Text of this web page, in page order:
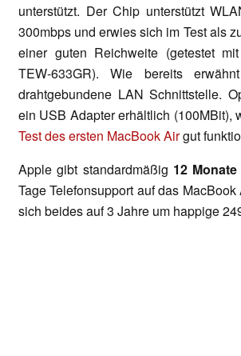
unterstützt. Der Chip unterstützt
300mbps und erwies sich im Test als
einer guten Reichweite (getestet
TEW-633GR). Wie bereits
drahtgebundene LAN Schnittstelle.
ein USB Adapter erhältlich (100MBit),
Test des ersten MacBook Airgut
Apple gibt standardmäßig 12
Tage Telefonsupport auf das
sich beides auf 3 Jahre um happige